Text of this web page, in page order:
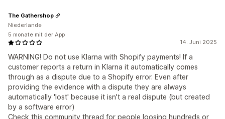
14. Juni 2025
WARNING! Do not use Klarna with Shopify payments! If a
customer reports a return in Klarna it automatically comes
through as a dispute due to a Shopify error. Even after
providing the evidence with a dispute they are always
automatically 'lost' because it isn't a real dispute (but created
by a software error)
Check this community thread for people loosing hundreds or
The Gathershop
Niederlande
5 monate mit der App